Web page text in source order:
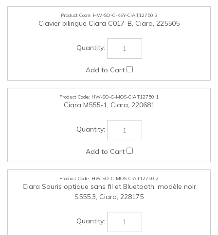
HW-SO-C-MOS-CIA.T12750.1
Ciara M555-1, Ciara, 220681
Ciara Souris optique sans fil et Bluetooth, modèle noir​​​​​​​
S555.3, Ciara, 228175
HW-SO-C-MOS-CIA.T12750.3
Ciara Souris optique sans fil et Bluetooth, modèle noir​​​​​​​
S555.3, Ciara, 228175